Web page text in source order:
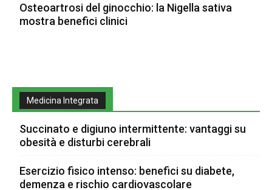
Osteoartrosi del ginocchio: la Nigella sativa
mostra benefici clinici
Medicina Integrata
Succinato e digiuno intermittente: vantaggi su
obesità e disturbi cerebrali
Esercizio fisico intenso: benefici su diabete,
demenza e rischio cardiovascolare